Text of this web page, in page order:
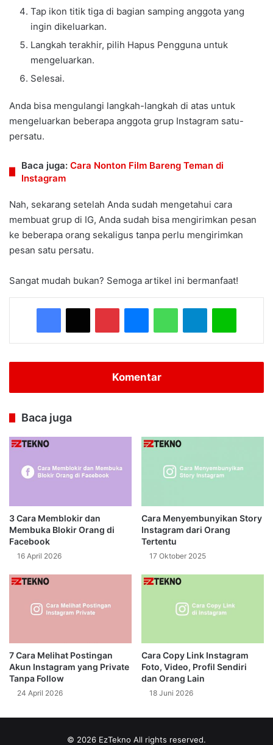
Tap ikon titik tiga di bagian samping anggota yang
ingin dikeluarkan.
Langkah terakhir, pilih Hapus Pengguna untuk
mengeluarkan.
Selesai.
Anda bisa mengulangi langkah-langkah di atas untuk
mengeluarkan beberapa anggota grup Instagram satu-
persatu.
Baca juga: Cara Nonton Film Bareng Teman di
Instagram
Nah, sekarang setelah Anda sudah mengetahui cara
membuat grup di IG, Anda sudah bisa mengirimkan pesan
ke beberapa orang sekaligus tanpa perlu mengirimkan
pesan satu persatu.
Sangat mudah bukan? Semoga artikel ini bermanfaat!
Facebook
X PinterestMessengerWhatsAppTelegramLine
Komentar
Baca juga
3 Cara Memblokir dan
Membuka Blokir Orang di
Facebook
16 April 2026
Cara Menyembunyikan Story
Instagram dari Orang
Tertentu
17 Oktober 2025
7 Cara Melihat Postingan
Akun Instagram yang Private
Tanpa Follow
24 April 2026
Cara Copy Link Instagram
Foto, Video, Profil Sendiri
dan Orang Lain
18 Juni 2026
© 2026 EzTekno All rights reserved.